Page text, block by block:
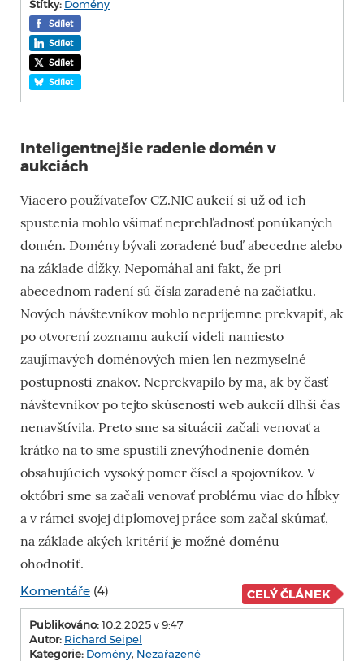
Štítky: Domény
Sdílet
Sdílet
Sdílet
Sdílet
Inteligentnejšie radenie domén v
aukciách
Viacero používateľov CZ.NIC aukcií si už od ich
spustenia mohlo všímať neprehľadnosť ponúkaných
domén. Domény bývali zoradené buď abecedne alebo
na základe dĺžky. Nepomáhal ani fakt, že pri
abecednom radení sú čísla zaradené na začiatku.
Nových návštevníkov mohlo nepríjemne prekvapiť, ak
po otvorení zoznamu aukcií videli namiesto
zaujímavých doménových mien len nezmyselné
postupnosti znakov. Neprekvapilo by ma, ak by časť
návštevníkov po tejto skúsenosti web aukcií dlhší čas
nenavštívila. Preto sme sa situácii začali venovať a
krátko na to sme spustili znevýhodnenie domén
obsahujúcich vysoký pomer čísel a spojovníkov. V
októbri sme sa začali venovať problému viac do hĺbky
a v rámci svojej diplomovej práce som začal skúmať,
na základe akých kritérií je možné doménu
ohodnotiť.
Komentáře (4) CELÝ ČLÁNEK
Publikováno:10.2.2025 v 9:47
Autor: Richard Seipel
Kategorie: Domény, Nezařazené